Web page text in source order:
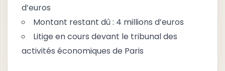
d’euros
Montant restant dû : 4 millions d’euros
Litige en cours devant le tribunal des
activités économiques de Paris